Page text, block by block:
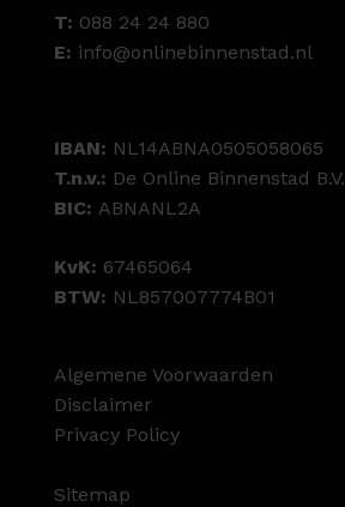
T: 088 24 24 880
E: info@onlinebinnenstad.nl
IBAN: NL14ABNA0505058065
T.n.v.: De Online Binnenstad B.V.
BIC: ABNANL2A
KvK: 67465064
BTW: NL857007774B01
Algemene Voorwaarden
Disclaimer
Privacy Policy
Sitemap